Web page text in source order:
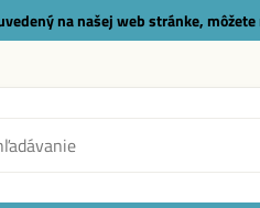
na našej web stránke, môžete